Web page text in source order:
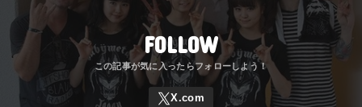
FOLLOW